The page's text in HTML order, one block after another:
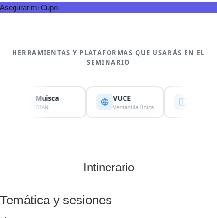
Asegurar mi Cupo
HERRAMIENTAS Y PLATAFORMAS QUE USARÁS EN EL
SEMINARIO
VUCE
Ventanilla Única
Intinerario
Temática y sesiones